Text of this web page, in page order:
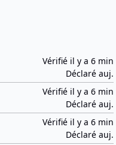
Vérifié il y a 6 min
Déclaré auj.
Vérifié il y a 6 min
Déclaré auj.
Vérifié il y a 6 min
Déclaré auj.